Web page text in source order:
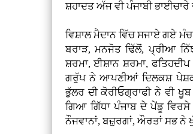
ਸ਼ਹਾਦਤ ਅੱਜ ਵੀ ਪੰਜਾਬੀ ਭਾਈਚਾਰੇ
ਵਿਸ਼ਾਲ ਮੈਦਾਨ ਵਿੱਚ ਸਜਾਏ ਗਏ
ਬਰਾੜ, ਮਨਜੋਤ ਢਿੱਲੋਂ, ਪ੍ਰੀਆ
ਸ਼ਰਮਾ, ਈਸ਼ਾਨ ਸ਼ਰਮਾ,
ਗਰੁੱਪ ਨੇ ਆਪਣੀਆਂ ਦਿਲਕਸ਼
ਭੁੱਲਰ ਦੀ ਕੋਰੀਓਗ੍ਰਾਫੀ ਨੇ ਵੀ
ਗਿਆ ਗਿੱਧਾ ਪੰਜਾਬ ਦੇ ਪੇਂਡੂ
ਨੌਜਵਾਨਾਂ, ਬਜ਼ੁਰਗਾਂ, ਔਰਤਾਂ ਸਭ